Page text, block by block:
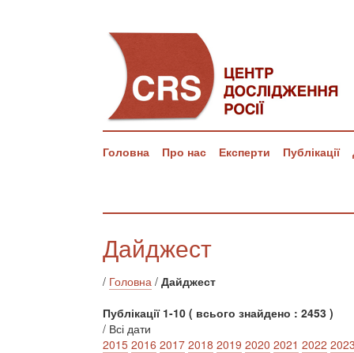
Головна Про нас Експерти Публікації
Дайджест
/ Головна / Дайджест
Публікації 1-10 ( всього знайдено : 2453 )
/ Всі дати
2015 2016 2017 2018 2019 2020 2021 2022